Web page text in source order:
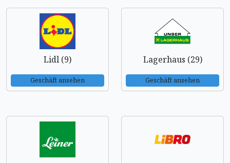
Lidl (9)
Geschäft ansehen
Lagerhaus (29)
Geschäft ansehen